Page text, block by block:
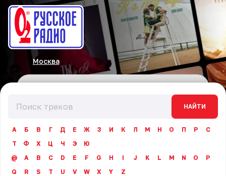
Москва
НАЙТИ
А Б В Г Д Е Ж З И К Л М Н О П Р
С
Т
Ф Х Ц Ч Э
Ю
@
A B C D E F G H I J K L M N O
P
Q
R S T U V W X Y Z